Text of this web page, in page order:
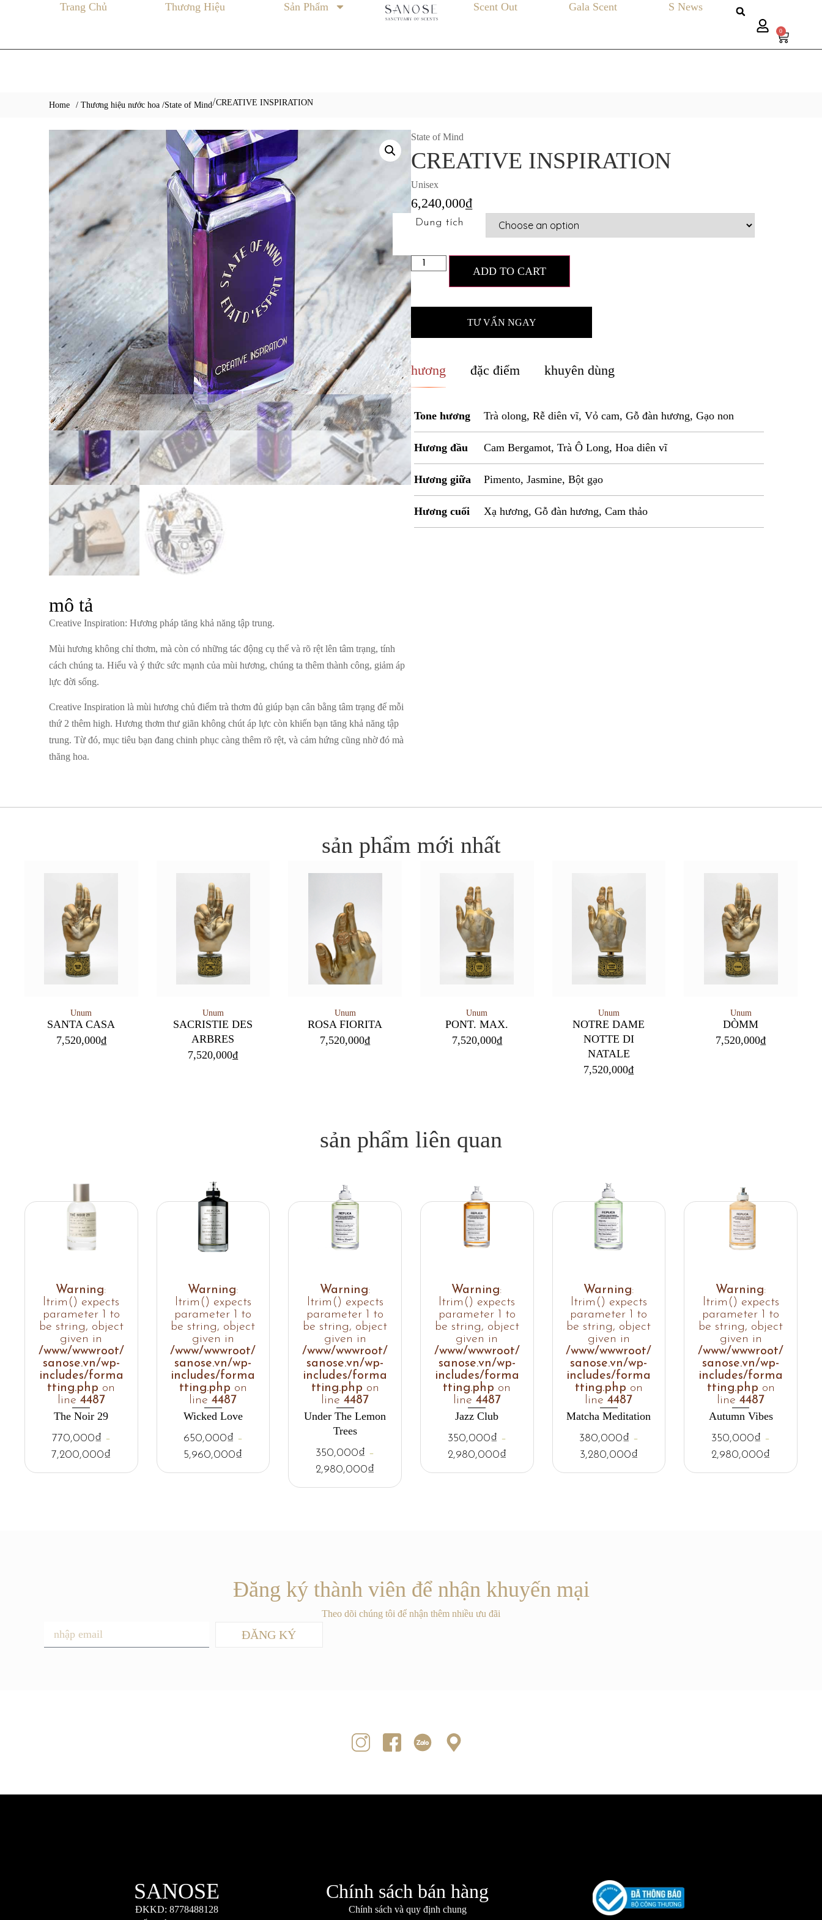
Trang Chủ Thương Hiệu Sản Phẩm Scent Out Gala Scent S News
0
Home / Thương hiệu nước hoa /State of Mind/CREATIVE INSPIRATION
mô tả
Creative Inspiration: Hương pháp tăng khả năng tập trung.
Mùi hương không chỉ thơm, mà còn có những tác động cụ thể và rõ rệt lên tâm trạng, tính
cách chúng ta. Hiểu và ý thức sức mạnh của mùi hương, chúng ta thêm thành công, giảm áp
lực đời sống.
Creative Inspiration là mùi hương chủ điểm trà thơm đủ giúp bạn cân bằng tâm trạng để mỗi
thứ 2 thêm high. Hương thơm thư giãn không chút áp lực còn khiến bạn tăng khả năng tập
trung. Từ đó, mục tiêu bạn đang chinh phục càng thêm rõ rệt, và cảm hứng cũng nhờ đó mà
thăng hoa.
State of Mind
CREATIVE INSPIRATION
Unisex
6,240,000₫
Dung tích
ADD TO CART
TƯ VẤN NGAY
hương đặc điểm khuyên dùng
Tone hương Trà olong, Rễ diên vĩ, Vỏ cam, Gỗ đàn hương, Gạo non
Hương đầu Cam Bergamot, Trà Ô Long, Hoa diên vĩ
Hương giữa Pimento, Jasmine, Bột gạo
Hương cuối Xạ hương, Gỗ đàn hương, Cam thảo
sản phẩm mới nhất
Unum
SANTA CASA
7,520,000₫
Unum
SACRISTIE DES
ARBRES
7,520,000₫
Unum
ROSA FIORITA
7,520,000₫
Unum
PONT. MAX.
7,520,000₫
Unum
NOTRE DAME
NOTTE DI
NATALE
7,520,000₫
Unum
DÒMM
7,520,000₫
sản phẩm liên quan
Warning:
ltrim() expects
parameter 1 to
be string, object
given in
/www/wwwroot/
sanose.vn/wp-
includes/forma
tting.php on
line 4487
The Noir 29
770,000₫ –
7,200,000₫
Warning:
ltrim() expects
parameter 1 to
be string, object
given in
/www/wwwroot/
sanose.vn/wp-
includes/forma
tting.php on
line4487
Wicked Love
650,000₫ –
5,960,000₫
Warning:
ltrim() expects
parameter 1 to
be string, object
given in
/www/wwwroot/
sanose.vn/wp-
includes/forma
tting.php on
line4487
Under The Lemon
Trees
350,000₫ –
2,980,000₫
Warning:
ltrim() expects
parameter 1 to
be string, object
given in
/www/wwwroot/
sanose.vn/wp-
includes/forma
tting.php on
line 4487
Jazz Club
350,000₫ –
2,980,000₫
Warning:
ltrim() expects
parameter 1 to
be string, object
given in
/www/wwwroot/
sanose.vn/wp-
includes/forma
tting.php on
line4487
Matcha Meditation
380,000₫ –
3,280,000₫
Warning:
ltrim() expects
parameter 1 to
be string, object
given in
/www/wwwroot/
sanose.vn/wp-
includes/forma
tting.php on
line4487
Autumn Vibes
350,000₫ –
2,980,000₫
Đăng ký thành viên để nhận khuyến mại
Theo dõi chúng tôi để nhận thêm nhiều ưu đãi
ĐĂNG KÝ
SANOSE
ĐKKD: 8778488128
Chính sách bán hàng
Chính sách và quy định chung